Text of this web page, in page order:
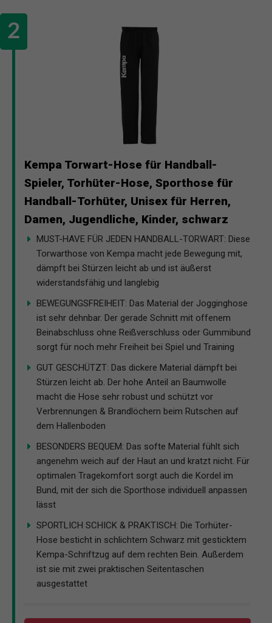
Kempa Torwart-Hose für Handball-
Spieler, Torhüter-Hose, Sporthose für
Handball-Torhüter, Unisex für Herren,
Damen, Jugendliche, Kinder, schwarz
MUST-HAVE FÜR JEDEN HANDBALL-TORWART: Diese
Torwarthose von Kempa macht jede Bewegung mit,
dämpft bei Stürzen leicht ab und ist äußerst
widerstandsfähig und langlebig
BEWEGUNGSFREIHEIT: Das Material der Jogginghose
ist sehr dehnbar. Der gerade Schnitt mit offenem
Beinabschluss ohne Reißverschluss oder Gummibund
sorgt für noch mehr Freiheit bei Spiel und Training
GUT GESCHÜTZT: Das dickere Material dämpft bei
Stürzen leicht ab. Der hohe Anteil an Baumwolle
macht die Hose sehr robust und schützt vor
Verbrennungen & Brandlöchern beim Rutschen auf
dem Hallenboden
BESONDERS BEQUEM: Das softe Material fühlt sich
angenehm weich auf der Haut an und kratzt nicht. Für
optimalen Tragekomfort sorgt auch die Kordel im
Bund, mit der sich die Sporthose individuell anpassen
lässt
SPORTLICH SCHICK & PRAKTISCH: Die Torhüter-
Hose besticht in schlichtem Schwarz mit gesticktem
Kempa-Schriftzug auf dem rechten Bein. Außerdem
ist sie mit zwei praktischen Seitentaschen
ausgestattet